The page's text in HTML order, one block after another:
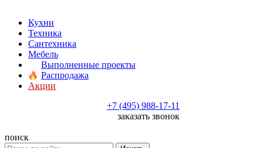
Кухни
Техника
Сантехника
Мебель
Выполненные проекты
Распродажа
Акции
+7 (495) 988-17-11
заказать звонок
поиск